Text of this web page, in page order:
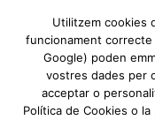
Utilitzem cookies
funcionament
Google) poden
vostres dades per
acceptar o
Política de Cookies o la